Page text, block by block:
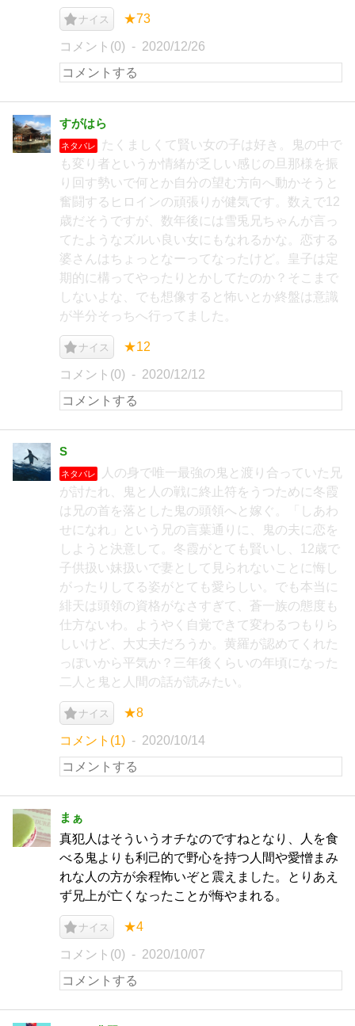
ナイス ★73
コメント(0) 2020/12/26
すがはら
ネタバレ
たくましくて賢い女の子は好き。鬼の中で
も変り者というか情緒が乏しい感じの旦那様を振
り回す勢いで何とか自分の望む方向へ動かそうと
奮闘するヒロインの頑張りが健気です。数えで12
歳だそうですが、数年後には雪兎兄ちゃんが言っ
てたようなズルい良い女にもなれるかな。恋する
婆さんはちょっとなーってなったけど。皇子は定
期的に構ってやったりとかしてたのか？そこまで
しないよな、でも想像すると怖いとか終盤は意識
が半分そっちへ行ってました。
ナイス ★12
コメント(0) 2020/12/12
S
ネタバレ
人の身で唯一最強の鬼と渡り合っていた兄
が討たれ、鬼と人の戦に終止符をうつために冬霞
は兄の首を落とした鬼の頭領へと嫁ぐ。「しあわ
せになれ」という兄の言葉通りに、鬼の夫に恋を
しようと決意して。冬霞がとても賢いし、12歳で
子供扱い妹扱いで妻として見られないことに悔し
がったりしてる姿がとても愛らしい。でも本当に
緋天は頭領の資格がなさすぎて、蒼一族の態度も
仕方ないわ。ようやく自覚できて変わるつもりら
しいけど、大丈夫だろうか。黄羅が認めてくれた
っぽいから平気か？三年後くらいの年頃になった
二人と鬼と人間の話が読みたい。
ナイス ★8
コメント(1) 2020/10/14
まぁ
真犯人はそういうオチなのですねとなり、人を食
べる鬼よりも利己的で野心を持つ人間や愛憎まみ
れな人の方が余程怖いぞと震えました。とりあえ
ず兄上が亡くなったことが悔やまれる。
ナイス ★4
コメント(0) 2020/10/07